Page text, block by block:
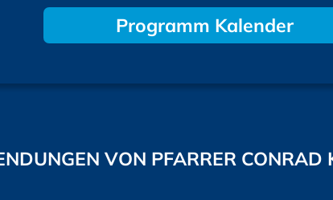
Programm Kalender
VON PFARRER CONRAD